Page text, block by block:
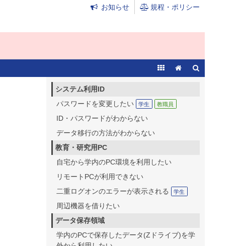
お知らせ 規程・ポリシー
システム利用ID
パスワードを変更したい
学生 教職員
ID・パスワードがわからない
データ移行の方法がわからない
教育・研究用PC
自宅から学内のPC環境を利用したい
リモートPCが利用できない
二重ログオンのエラーが表示される
学生
周辺機器を借りたい
データ保存領域
学内のPCで保存したデータ(Zドライブ)を学